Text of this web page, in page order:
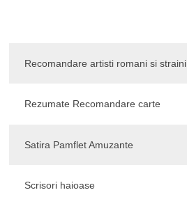
Recomandare artisti romani si straini
Rezumate Recomandare carte
Satira Pamflet Amuzante
Scrisori haioase